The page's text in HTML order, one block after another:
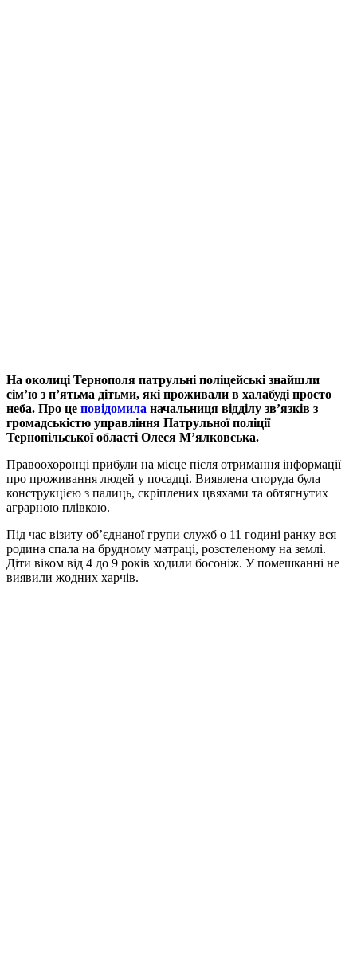
На околиці Тернополя патрульні поліцейські знайшли
сім’ю з п’ятьма дітьми, які проживали в халабуді просто
неба. Про це повідомила начальниця відділу зв’язків з
громадськістю управління Патрульної поліції
Тернопільської області Олеся М’ялковська.
Правоохоронці прибули на місце після отримання інформації
про проживання людей у посадці. Виявлена споруда була
конструкцією з палиць, скріплених цвяхами та обтягнутих
аграрною плівкою.
Під час візиту об’єднаної групи служб о 11 годині ранку вся
родина спала на брудному матраці, розстеленому на землі.
Діти віком від 4 до 9 років ходили босоніж. У помешканні не
виявили жодних харчів.